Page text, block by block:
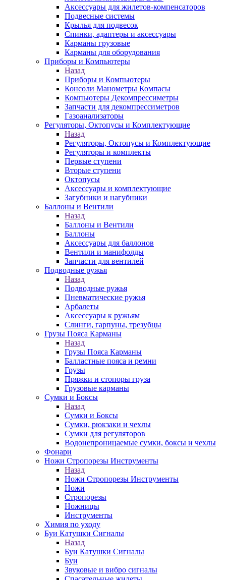
Аксессуары для жилетов-компенсаторов
Подвесные системы
Крылья для подвесок
Спинки, адаптеры и аксессуары
Карманы грузовые
Карманы для оборудования
Приборы и Компьютеры
Назад
Приборы и Компьютеры
Консоли Манометры Компасы
Компьютеры Декомпрессиметры
Запчасти для декомпрессиметров
Газоанализаторы
Регуляторы, Октопусы и Комплектующие
Назад
Регуляторы, Октопусы и Комплектующие
Регуляторы и комплекты
Первые ступени
Вторые ступени
Октопусы
Аксессуары и комплектующие
Загубники и нагубники
Баллоны и Вентили
Назад
Баллоны и Вентили
Баллоны
Аксессуары для баллонов
Вентили и манифолды
Запчасти для вентилей
Подводные ружья
Назад
Подводные ружья
Пневматические ружья
Арбалеты
Аксессуары к ружьям
Слинги, гарпуны, трезубцы
Грузы Пояса Карманы
Назад
Грузы Пояса Карманы
Балластные пояса и ремни
Грузы
Пряжки и стопоры груза
Грузовые карманы
Сумки и Боксы
Назад
Сумки и Боксы
Сумки, рюкзаки и чехлы
Сумки для регуляторов
Водонепроницаемые сумки, боксы и чехлы
Фонари
Ножи Стропорезы Инструменты
Назад
Ножи Стропорезы Инструменты
Ножи
Стропорезы
Ножницы
Инструменты
Химия по уходу
Буи Катушки Сигналы
Назад
Буи Катушки Сигналы
Буи
Звуковые и вибро сигналы